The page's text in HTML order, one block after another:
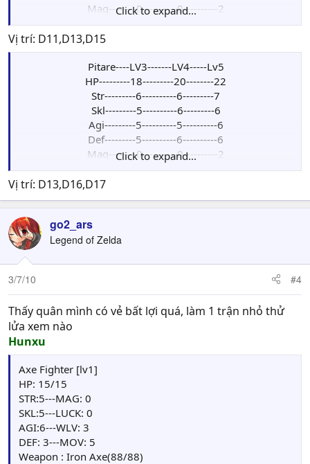
Mag--------0----------0----------2
Luck--------0----------1----------2
Skill: Sea Mastery: Tăng 10%HIT,EVA và 1MOVE
Weapon-- Slim Sword--iron Sword-Scrimita
Click to expand...
Vị trí: D11,D13,D15
Pitare----LV3-------LV4-----Lv5
HP---------18---------20--------22
Str---------6----------6---------7
Skl---------5----------6---------6
Agi---------5----------5----------6
Def---------5----------6----------6
Mag--------0----------0----------2
Luck--------0----------1----------2
Skill: Sea Mastery: Tăng 10%HIT,EVA và 1MOVE
Click to expand...
Vị trí: D13,D16,D17
go2_ars
Legend of Zelda
3/7/10 #4
Thấy quân mình có vẻ bất lợi quá, làm 1 trận nhỏ thử
lửa xem nào
Hunxu
Axe Fighter [lv1]
HP: 15/15
STR:5---MAG: 0
SKL:5---LUCK: 0
AGI:6---WLV: 3
DEF: 3---MOV: 5
Weapon : Iron Axe(88/88)